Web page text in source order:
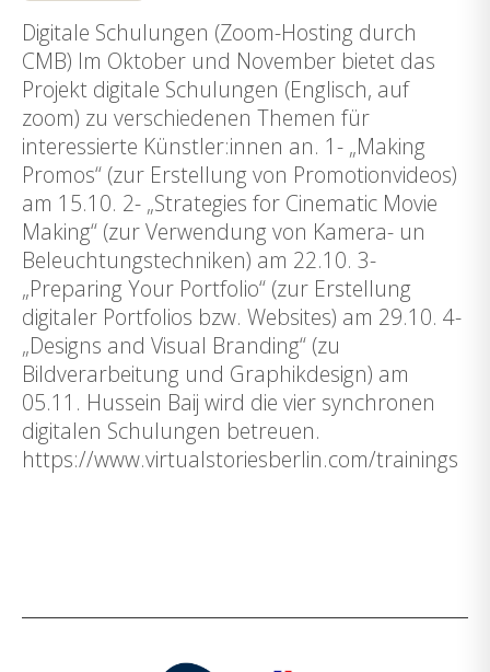
Digitale Schulungen (Zoom-Hosting durch
CMB) Im Oktober und November bietet das
Projekt digitale Schulungen (Englisch, auf
zoom) zu verschiedenen Themen für
interessierte Künstler:innen an. 1- „Making
Promos“ (zur Erstellung von Promotionvideos)
am 15.10. 2- „Strategies for Cinematic Movie
Making“ (zur Verwendung von Kamera- un
Beleuchtungstechniken) am 22.10. 3-
„Preparing Your Portfolio“ (zur Erstellung
digitaler Portfolios bzw. Websites) am 29.10. 4-
„Designs and Visual Branding“ (zu
Bildverarbeitung und Graphikdesign) am
05.11. Hussein Baij wird die vier synchronen
digitalen Schulungen betreuen.
https://www.virtualstoriesberlin.com/trainings